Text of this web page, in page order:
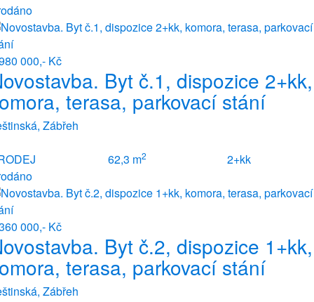
000,- Kč
Byt č.1, dispozice 2+kk,
terasa, parkovací stání
Zábřeh
62,3 m2
2+kk
000,- Kč
Byt č.2, dispozice 1+kk,
terasa, parkovací stání
Zábřeh